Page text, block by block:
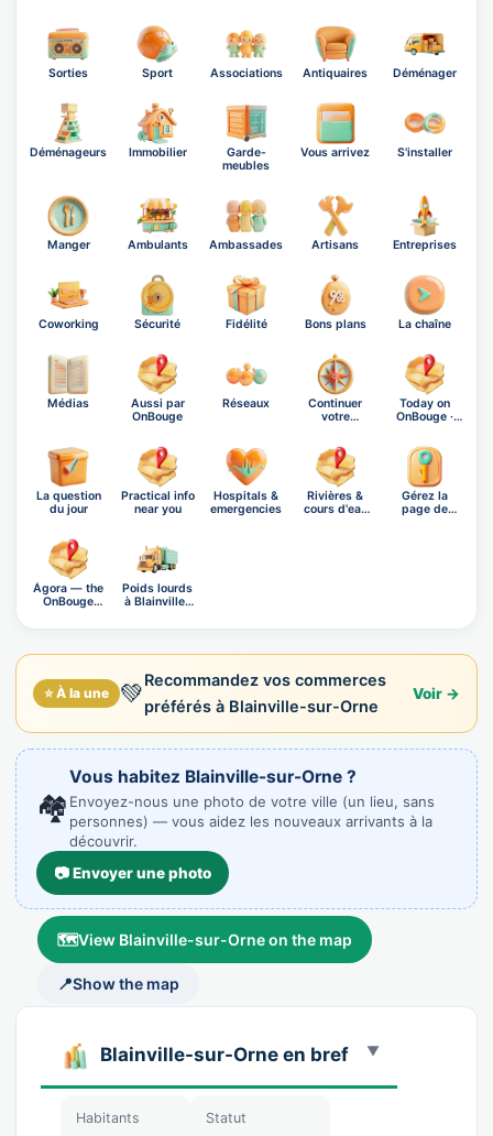
Sorties Sport Associations Antiquaires Déménager
Déménageurs Immobilier
Garde-
meubles
Vous arrivez S'installer
Manger Ambulants Ambassades Artisans Entreprises
Coworking Sécurité Fidélité Bons plans La chaîne
Médias
Aussi par
OnBouge
Réseaux
Continuer
votre
Today on
OnBouge ·
La question
du jour
Practical info
near you
Hospitals &
emergencies
Rivières &
cours d'eau
Gérez la
page de
Ágora — the
OnBouge
Poids lourds
à Blainville-
⭐ À la une 💚Recommandez vos commerces
préférés à Blainville-sur-Orne
Voir →
🏘️
Vous habitez Blainville-sur-Orne ?
Envoyez-nous une photo de votre ville (un lieu, sans
personnes) — vous aidez les nouveaux arrivants à la
découvrir.
📷 Envoyer une photo
🗺️View Blainville-sur-Orne on the map
📍Show the map
Blainville-sur-Orne en bref
Habitants Statut